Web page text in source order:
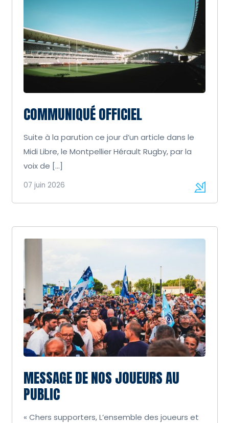
COMMUNIQUÉ OFFICIEL
Suite à la parution ce jour d’un article dans le
Midi Libre, le Montpellier Hérault Rugby, par la
voix de […]
07 juin 2026
MESSAGE DE NOS JOUEURS AU
PUBLIC
« Chers supporters, L’ensemble des joueurs et